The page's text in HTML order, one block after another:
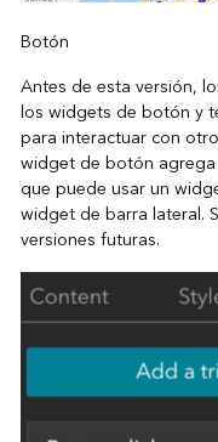
Botón
Antes de esta versión,
los widgets de botón y
para interactuar con
widget de botón
que puede usar un
widget de barra lateral.
versiones futuras.